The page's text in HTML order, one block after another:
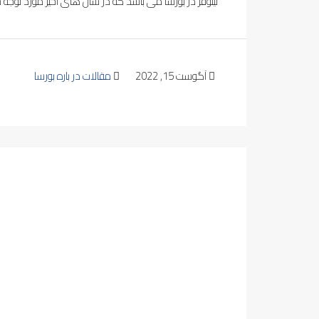
آگوست 15, 2022 مقالات در باره بورسا